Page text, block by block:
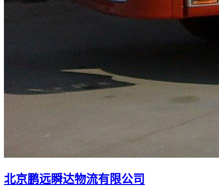
北京鹏远瞬达物流有限公司